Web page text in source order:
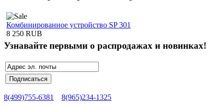
Комбинированное устройство SP 301
8 250 RUB
Узнавайте первыми о распродажах и новинках!
8(499)755-6381
8(965)234-1325